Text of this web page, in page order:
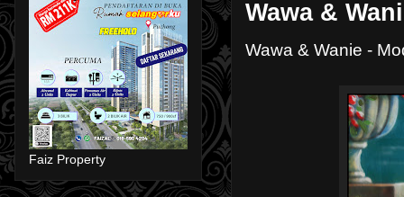
Wawa &
Wawa & Wanie -
Faiz Property